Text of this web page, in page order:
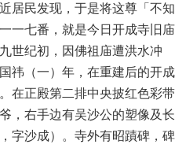
居民发现，于是将这尊「不知
一七番，就是今日开成寺旧庙
世纪初，因佛祖庙遭洪水冲
祎 （一） 年，在重建后的开成
在正殿第二排中央披红色彩带
，右手边有吴沙公的塑像及长
，字沙成）
。寺外有昭蹟碑，碑